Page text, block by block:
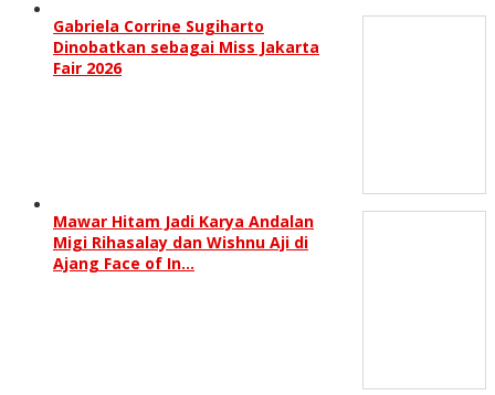
Gabriela Corrine Sugiharto
Dinobatkan sebagai Miss Jakarta
Fair 2026
Mawar Hitam Jadi Karya Andalan
Migi Rihasalay dan Wishnu Aji di
Ajang Face of In…